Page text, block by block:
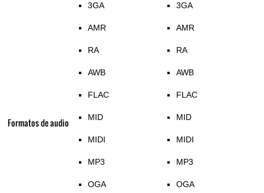
Formatos de audio
3GA
AMR
RA
AWB
FLAC
MID
MIDI
MP3
OGA
3GA
AMR
RA
AWB
FLAC
MID
MIDI
MP3
OGA